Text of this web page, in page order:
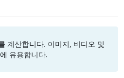
계산합니다. 이미지, 비디오 및
유용합니다.